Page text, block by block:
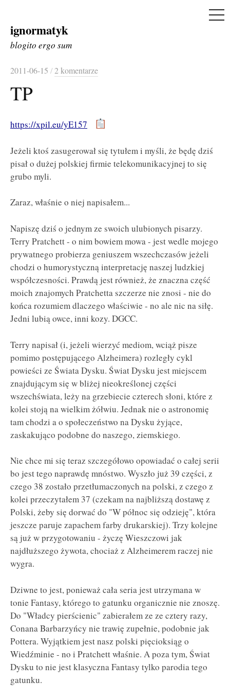
Skip
to
ignormatyk
blogito ergo sum
2011-06-15 /2 komentarze
TP
https://xpil.eu/yE157
Jeżeli ktoś zasugerował się tytułem i myśli, że będę dziś
pisał o dużej polskiej firmie telekomunikacyjnej to się
grubo myli.
Zaraz, właśnie o niej napisałem...
Napiszę dziś o jednym ze swoich ulubionych pisarzy.
Terry Pratchett - o nim bowiem mowa - jest wedle mojego
prywatnego probierza geniuszem wszechczasów jeżeli
chodzi o humorystyczną interpretację naszej ludzkiej
współczesności. Prawdą jest również, że znaczna część
moich znajomych Pratchetta szczerze nie znosi - nie do
końca rozumiem dlaczego właściwie - no ale nic na siłę.
Jedni lubią owce, inni kozy. DGCC.
Terry napisał (i, jeżeli wierzyć mediom, wciąż pisze
pomimo postępującego Alzheimera) rozległy cykl
powieści ze Świata Dysku. Świat Dysku jest miejscem
znajdującym się w bliżej nieokreślonej części
wszechświata, leży na grzebiecie czterech słoni, które z
kolei stoją na wielkim żółwiu. Jednak nie o astronomię
tam chodzi a o społeczeństwo na Dysku żyjące,
zaskakująco podobne do naszego, ziemskiego.
Nie chce mi się teraz szczegółowo opowiadać o całej serii
bo jest tego naprawdę mnóstwo. Wyszło już 39 części, z
czego 38 zostało przetłumaczonych na polski, z czego z
kolei przeczytałem 37 (czekam na najbliższą dostawę z
Polski, żeby się dorwać do "W północ się odzieję", która
jeszcze paruje zapachem farby drukarskiej). Trzy kolejne
są już w przygotowaniu - życzę Wieszczowi jak
najdłuższego żywota, chociaż z Alzheimerem raczej nie
wygra.
Dziwne to jest, ponieważ cała seria jest utrzymana w
tonie Fantasy, którego to gatunku organicznie nie znoszę.
Do "Władcy pierścienic" zabierałem ze ze cztery razy,
Conana Barbarzyńcy nie trawię zupełnie, podobnie jak
Pottera. Wyjątkiem jest nasz polski pięcioksiąg o
Wiedźminie - no i Pratchett właśnie. A poza tym, Świat
Dysku to nie jest klasyczna Fantasy tylko parodia tego
gatunku.